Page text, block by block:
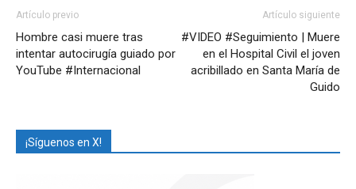
Artículo previo
Hombre casi muere tras
intentar autocirugía guiado por
YouTube #Internacional
Artículo siguiente
#VIDEO #Seguimiento | Muere
en el Hospital Civil el joven
acribillado en Santa María de
Guido
¡Síguenos en X!